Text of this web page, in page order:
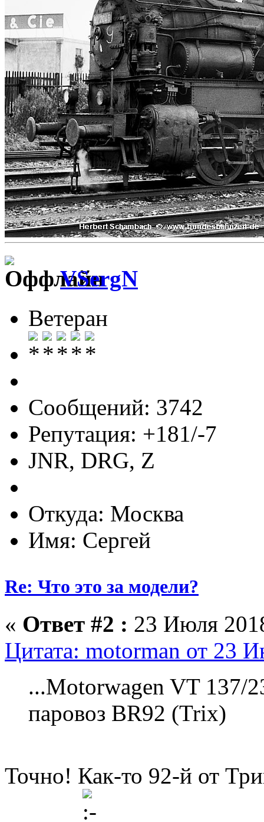
VSergN
Ветеран
Сообщений: 3742
Репутация: +181/-7
JNR, DRG, Z
Откуда: Москва
Имя: Сергей
Re: Что это за модели?
« Ответ #2 : 23 Июля
Цитата: motorman от 23
...Motorwagen VT 137/
паровоз BR92 (Trix)
Точно! Как-то 92-й от